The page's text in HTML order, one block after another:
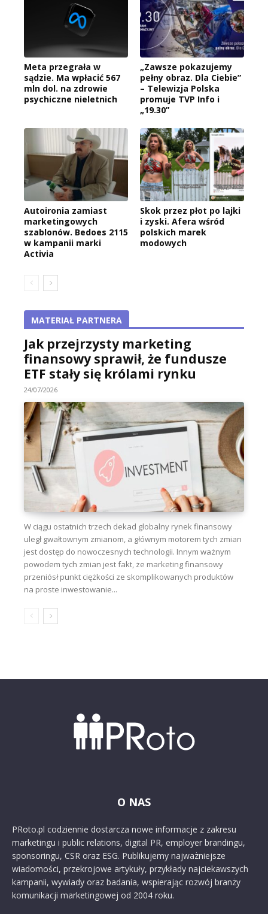
Meta przegrała w
sądzie. Ma wpłacić 567
mln dol. na zdrowie
psychiczne nieletnich
„Zawsze pokazujemy
pełny obraz. Dla Ciebie”
– Telewizja Polska
promuje TVP Info i
„19.30”
Autoironia zamiast
marketingowych
szablonów. Bedoes 2115
w kampanii marki
Activia
Skok przez płot po lajki
i zyski. Afera wśród
polskich marek
modowych
MATERIAŁ PARTNERA
Jak przejrzysty marketing
finansowy sprawił, że fundusze
ETF stały się królami rynku
24/07/2026
W ciągu ostatnich trzech dekad globalny rynek finansowy
uległ gwałtownym zmianom, a głównym motorem tych zmian
jest dostęp do nowoczesnych technologii. Innym ważnym
powodem tych zmian jest fakt, że marketing finansowy
przeniósł punkt ciężkości ze skomplikowanych produktów
na proste inwestowanie...
O NAS
PRoto.pl codziennie dostarcza nowe informacje z zakresu
marketingu i public relations, digital PR, employer brandingu,
sponsoringu, CSR oraz ESG. Publikujemy najważniejsze
wiadomości, przekrojowe artykuły, przykłady najciekawszych
kampanii, wywiady oraz badania, wspierając rozwój branży
komunikacji marketingowej od 2004 roku.